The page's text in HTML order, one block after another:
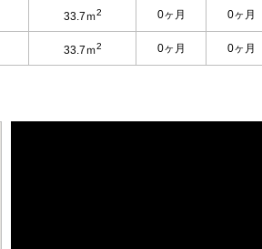
33.7ｍ2 0ヶ月 0ヶ月
33.7ｍ2 0ヶ月 0ヶ月